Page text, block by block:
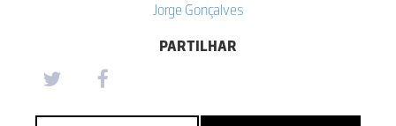
Jorge Gonçalves
PARTILHAR